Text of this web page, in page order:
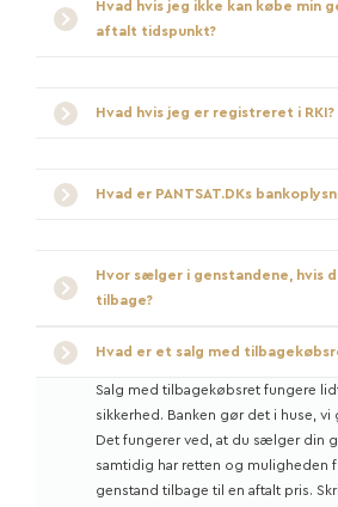
Hvad hvis jeg ikke kan købe min
aftalt tidspunkt?
Hvad hvis jeg er registreret i RKI?
Hvad er PANTSAT.DKs
Hvor sælger i genstandene, hvis
tilbage?
Hvad er et salg med
Salg med tilbagekøbsret fungere
sikkerhed. Banken gør det i huse,
Det fungerer ved, at du sælger din
samtidig har retten og muligheden
genstand tilbage til en aftalt pris.